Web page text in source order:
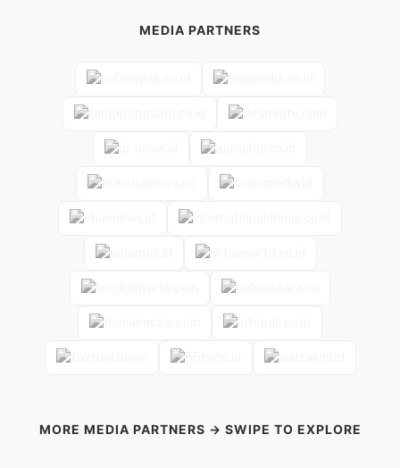
MEDIA PARTNERS
MORE MEDIA PARTNERS → SWIPE TO EXPLORE